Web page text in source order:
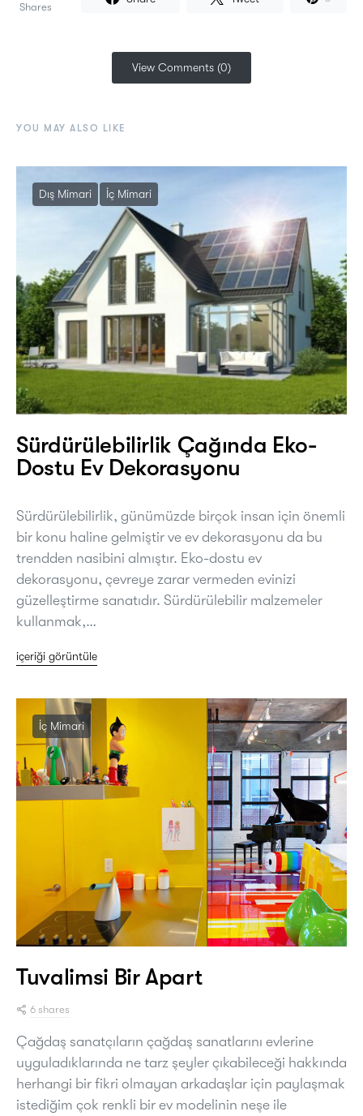
Shares
View Comments (0)
YOU MAY ALSO LIKE
Dış Mimari İç Mimari
Sürdürülebilirlik Çağında Eko-
Dostu Ev Dekorasyonu
Sürdürülebilirlik, günümüzde birçok insan için önemli
bir konu haline gelmiştir ve ev dekorasyonu da bu
trendden nasibini almıştır. Eko-dostu ev
dekorasyonu, çevreye zarar vermeden evinizi
güzelleştirme sanatıdır. Sürdürülebilir malzemeler
kullanmak,…
içeriği görüntüle
İç Mimari
Tuvalimsi Bir Apart
6 shares
Çağdaş sanatçıların çağdaş sanatlarını evlerine
uyguladıklarında ne tarz şeyler çıkabileceği hakkında
herhangi bir fikri olmayan arkadaşlar için paylaşmak
istediğim çok renkli bir ev modelinin neşe ile